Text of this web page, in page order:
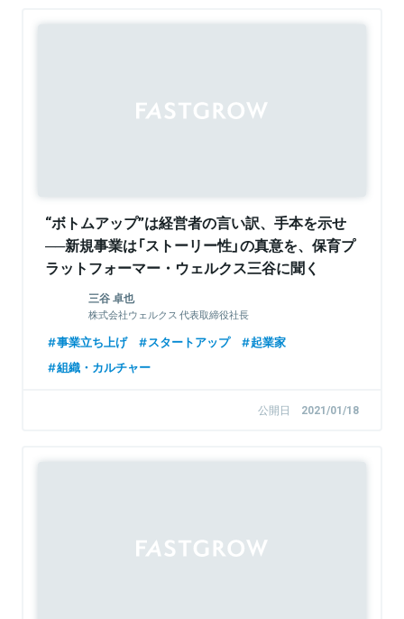
“ボトムアップ”は経営者の言い訳、手本を示せ
──新規事業は「ストーリー性」の真意を、保育プ
ラットフォーマー・ウェルクス三谷に聞く
三谷 卓也
株式会社ウェルクス 代表取締役社長
事業立ち上げ スタートアップ
起業家
組織・カルチャー
公開日 2021/01/18